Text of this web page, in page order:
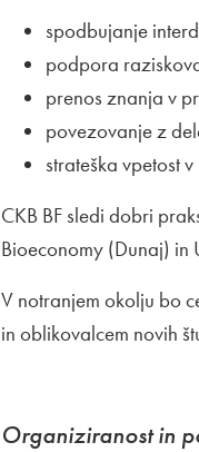
spodbujanje
podpora
prenos znanja v
povezovanje z
strateška vpetost
CKB BF sledi dobri
Bioeconomy (Dunaj) in
V notranjem okolju bo
in oblikovalcem novih
Organiziranost in